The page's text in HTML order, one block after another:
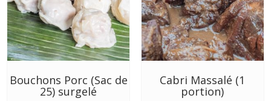
Bouchons Porc (Sac de
25) surgelé
Cabri Massalé (1
portion)